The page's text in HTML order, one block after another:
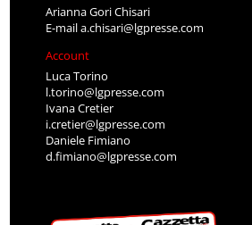
Arianna Gori Chisari
E-maila.chisari@lgpresse.com
Account
Luca Torino
l.torino@lgpresse.com
Ivana Cretier
i.cretier@lgpresse.com
Daniele Fimiano
d.fimiano@lgpresse.com